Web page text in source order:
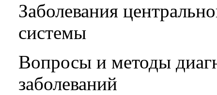
Заболевания
системы
Вопросы и методы
заболеваний